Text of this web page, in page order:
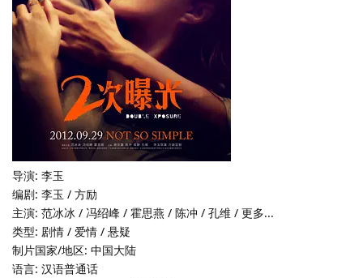
导演: 李玉
编剧: 李玉 / 方励
主演: 范冰冰 / 冯绍峰 / 霍思燕 / 陈冲 / 孔维 / 更多...
类型: 剧情 / 爱情 / 悬疑
制片国家/地区: 中国大陆
语言: 汉语普通话